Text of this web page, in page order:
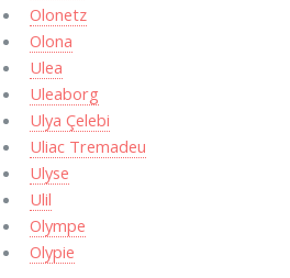
Olonetz
Olona
Ulea
Uleaborg
Ulya Çelebi
Uliac Tremadeu
Ulyse
Ulil
Olympe
Olypie